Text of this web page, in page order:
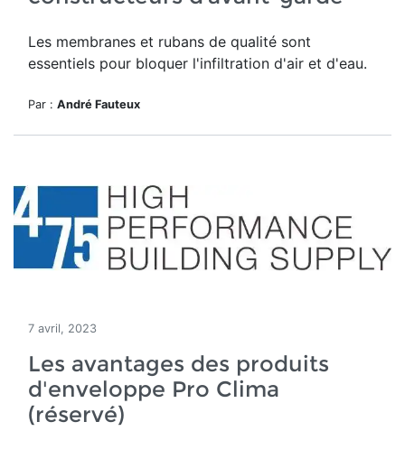
Les membranes et rubans de qualité sont
essentiels pour bloquer l'infiltration d'air et d'eau.
Par : André Fauteux
7 avril, 2023
Les avantages des produits
d'enveloppe Pro Clima
(réservé)